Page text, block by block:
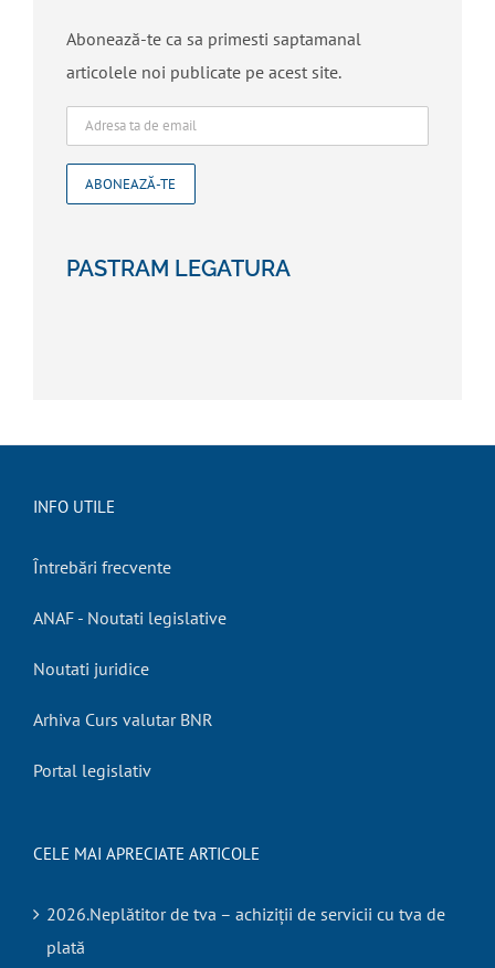
Abonează-te ca sa primesti saptamanal
articolele noi publicate pe acest site.
PASTRAM LEGATURA
INFO UTILE
Întrebări frecvente
ANAF - Noutati legislative
Noutati juridice
Arhiva Curs valutar BNR
Portal legislativ
CELE MAI APRECIATE ARTICOLE
2026.Neplătitor de tva – achiziții de servicii cu tva de
plată